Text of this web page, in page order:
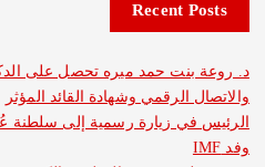
Recent
حمد ميره تحصل على الدكتوراة
وشهادة القائد المؤثر
زيارة رسمية إلى سلطنة عُمان..